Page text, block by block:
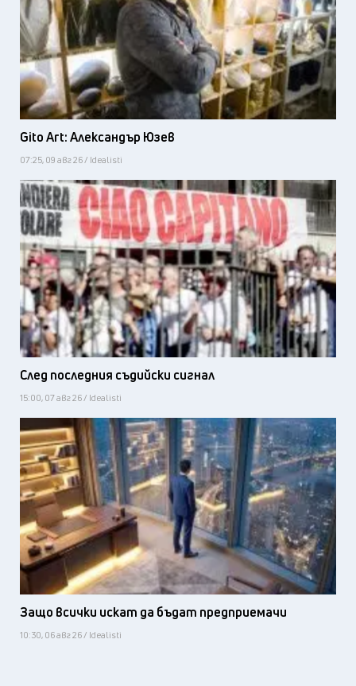
Gito Art: Александър Юзев
07:25, 09 авг 26 / Idealisti
След последния съдийски сигнал
15:00, 07 авг 26 / Idealisti
Защо всички искат да бъдат предприемачи
10:30, 06 авг 26 / Idealisti